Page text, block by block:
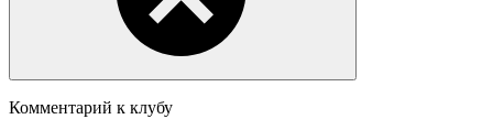
Комментарий к клубу